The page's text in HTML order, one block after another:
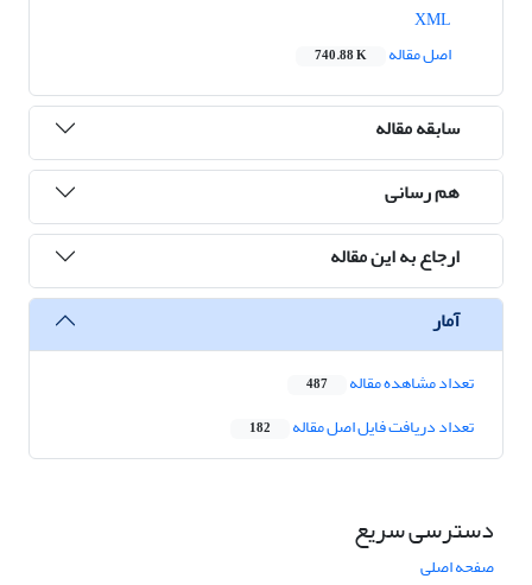
اصل مقاله
740.88 K
سابقه مقاله
هم رسانی
ارجاع به این مقاله
آمار
تعداد مشاهده مقاله 487
تعداد دریافت فایل اصل مقاله 182
دسترسی سریع
صفحه اصلی